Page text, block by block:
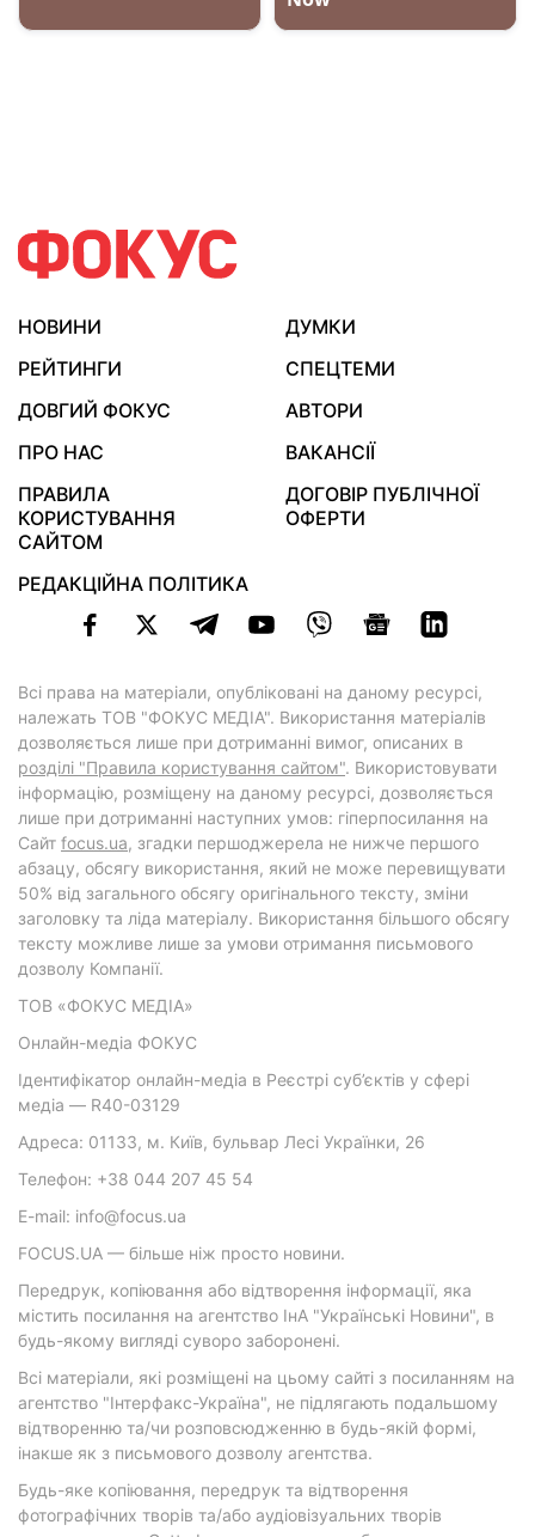
НОВИНИ
ДУМКИ
РЕЙТИНГИ
СПЕЦТЕМИ
ДОВГИЙ ФОКУС
АВТОРИ
ПРО НАС
ВАКАНСІЇ
ПРАВИЛА
КОРИСТУВАННЯ
САЙТОМ
ДОГОВІР ПУБЛІЧНОЇ
ОФЕРТИ
РЕДАКЦІЙНА ПОЛІТИКА
Всі права на матеріали, опубліковані на даному ресурсі,
належать ТОВ "ФОКУС МЕДІА". Використання матеріалів
дозволяється лише при дотриманні вимог, описаних в
розділі "Правила користування сайтом". Використовувати
інформацію, розміщену на даному ресурсі, дозволяється
лише при дотриманні наступних умов: гіперпосилання на
Cайт focus.ua, згадки першоджерела не нижче першого
абзацу, обсягу використання, який не може перевищувати
50% від загального обсягу оригінального тексту, зміни
заголовку та ліда матеріалу. Використання більшого обсягу
тексту можливе лише за умови отримання письмового
дозволу Компанії.
ТОВ «ФОКУС МЕДІА»
Онлайн-медіа ФОКУС
Ідентифікатор онлайн-медіа в Реєстрі суб’єктів у сфері
медіа — R40-03129
Адреса: 01133, м. Київ, бульвар Лесі Українки, 26
Телефон: +38 044 207 45 54
E-mail: info@focus.ua
FOCUS.UA — більше ніж просто новини.
Передрук, копіювання або відтворення інформації, яка
містить посилання на агентство ІнА "Українські Новини", в
будь-якому вигляді суворо заборонені.
Всі матеріали, які розміщені на цьому сайті з посиланням на
агентство "Інтерфакс-Україна", не підлягають подальшому
відтворенню та/чи розповсюдженню в будь-якій формі,
інакше як з письмового дозволу агентства.
Будь-яке копіювання, передрук та відтворення
фотографічних творів та/або аудіовізуальних творів